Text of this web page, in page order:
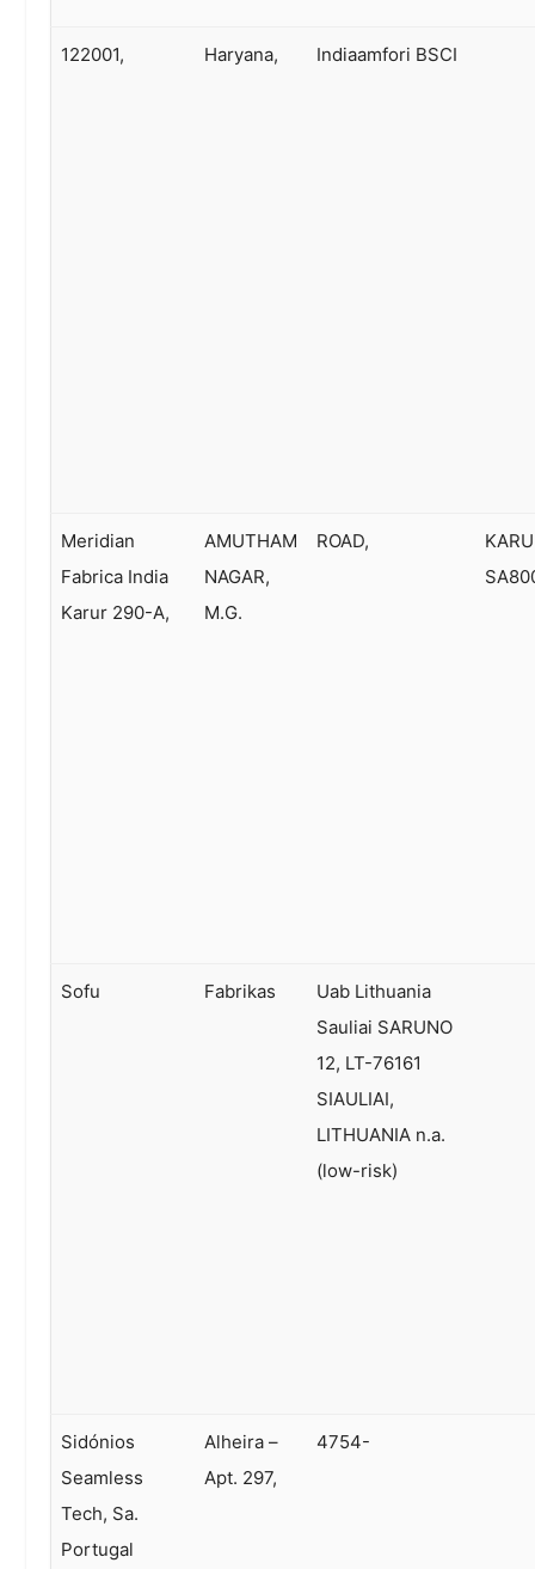
122001, Haryana, Indiaamfori BSCI
Meridian
Fabrica India
Karur 290-A,
AMUTHAM
NAGAR,
M.G.
ROAD,
Sofu Fabrikas
Uab Lithuania
Sauliai SARUNO
12, LT-76161
SIAULIAI,
LITHUANIA n.a.
(low-risk)
Sidónios
Seamless
Tech, Sa.
Portugal
Alheira –
Apt. 297,
4754-